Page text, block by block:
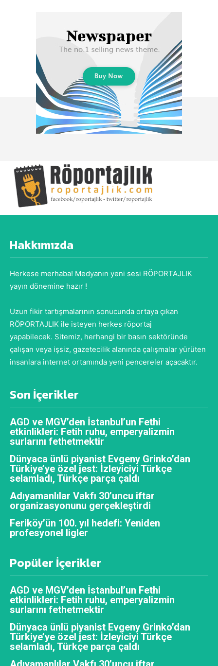
Hakkımızda
Herkese merhaba! Medyanın yeni sesi RÖPORTAJLIK
yayın dönemine hazır !
Uzun fikir tartışmalarının sonucunda ortaya çıkan
RÖPORTAJLIK ile isteyen herkes röportaj
yapabilecek. Sitemiz, herhangi bir basın sektöründe
çalışan veya işsiz, gazetecilik alanında çalışmalar yürüten
insanlara internet ortamında yeni pencereler açacaktır.
Son İçerikler
AGD ve MGV’den İstanbul’un Fethi
etkinlikleri: Fetih ruhu, emperyalizmin
surlarını fethetmektir
Dünyaca ünlü piyanist Evgeny Grinko’dan
Türkiye’ye özel jest: İzleyiciyi Türkçe
selamladı, Türkçe parça çaldı
Adıyamanlılar Vakfı 30’uncu iftar
organizasyonunu gerçekleştirdi
Feriköy’ün 100. yıl hedefi: Yeniden
profesyonel ligler
Popüler İçerikler
AGD ve MGV’den İstanbul’un Fethi
etkinlikleri: Fetih ruhu, emperyalizmin
surlarını fethetmektir
Dünyaca ünlü piyanist Evgeny Grinko’dan
Türkiye’ye özel jest: İzleyiciyi Türkçe
selamladı, Türkçe parça çaldı